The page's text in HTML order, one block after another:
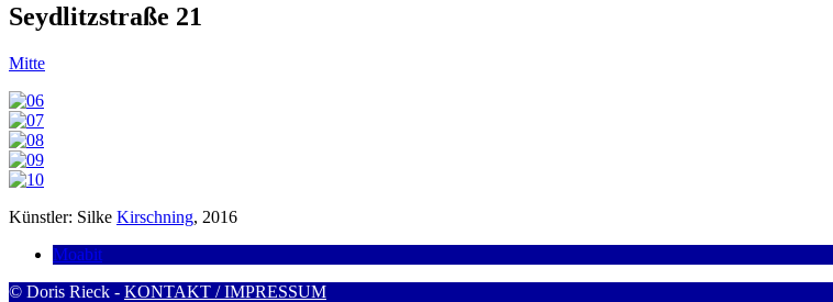
Seydlitzstraße 21
Mitte
Künstler: Silke Kirschning, 2016
Moabit
© Doris Rieck - KONTAKT / IMPRESSUM